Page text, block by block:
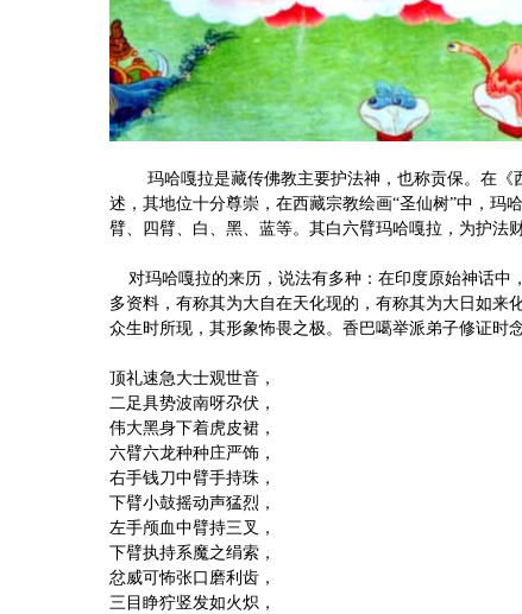
玛哈嘎拉是藏传佛教主要护法神，也称贡保。在
述，其地位十分尊崇，在西藏宗教绘画“圣仙树”中，玛
臂、四臂、白、黑、蓝等。其白六臂玛哈嘎拉，为护法
对玛哈嘎拉的来历，说法有多种：在印度原始神话中
多资料，有称其为大自在天化现的，有称其为大日如来
众生时所现，其形象怖畏之极。香巴噶举派弟子修证时
顶礼速急大士观世音，
二足具势波南呀尕伏，
伟大黑身下着虎皮裙，
六臂六龙种种庄严饰，
右手钱刀中臂手持珠，
下臂小鼓摇动声猛烈，
左手颅血中臂持三叉，
下臂执持系魔之绢索，
忿威可怖张口磨利齿，
三目睁狞竖发如火炽，